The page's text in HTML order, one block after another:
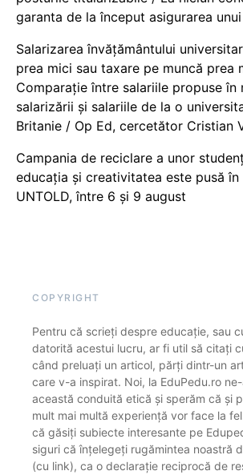
garanta de la început asigurarea
Salarizarea învățământului
prea mici sau taxare pe muncă prea
Comparație între salariile propuse în
salarizării și salariile de la o
Britanie / Op Ed, cercetător Cristian
Campania de reciclare a unor
educația și creativitatea este pusă
UNTOLD, între 6 și 9 august
COPYRIGHT
Pentru că scrieți despre educație, sau
datorită acestui lucru, ar fi util să citați
când preluați un articol, părți dintr-un
care v-a inspirat. Noi, la EduPedu.ro
această conduită etică și sperăm că și
mult mai multă experiență vor face la
că găsiți subiecte interesante pe
siguri că înțelegeți rugămintea noastră
(cu link), ca o declarație reciprocă de